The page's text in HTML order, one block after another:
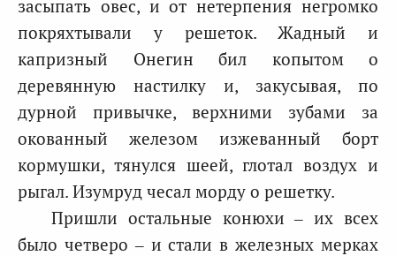
засыпать овес, и от нетерпения негромко
покряхтывали у решеток. Жадный и
капризный Онегин бил копытом о
деревянную настилку и, закусывая, по
дурной привычке, верхними зубами за
окованный железом изжеванный борт
кормушки, тянулся шеей, глотал воздух и
рыгал. Изумруд чесал морду о решетку.
Пришли остальные конюхи – их всех
было четверо – и стали в железных мерках